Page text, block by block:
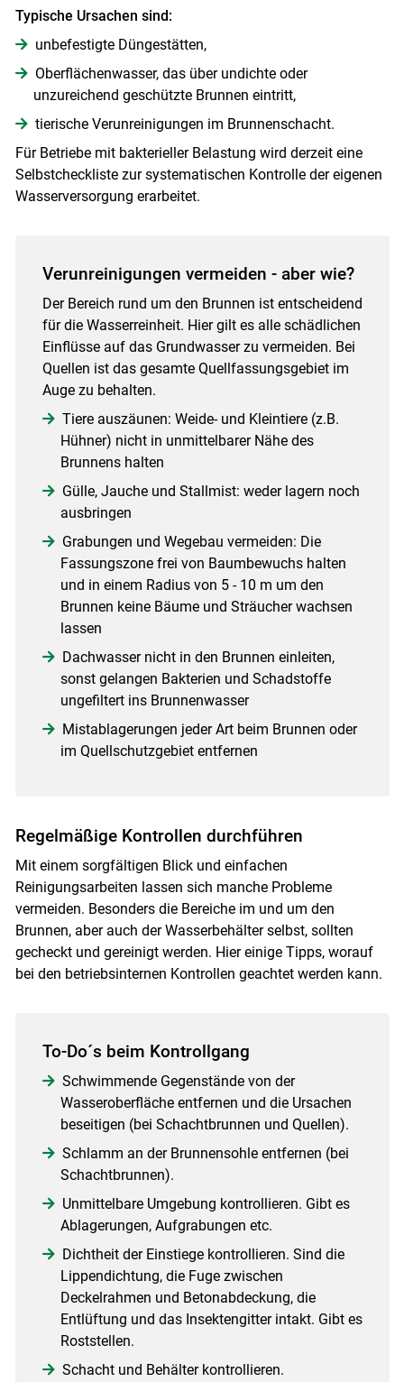
Typische Ursachen sind:
unbefestigte Düngestätten,
Oberflächenwasser, das über undichte oder
unzureichend geschützte Brunnen eintritt,
tierische Verunreinigungen im Brunnenschacht.
Für Betriebe mit bakterieller Belastung wird derzeit eine
Selbstcheckliste zur systematischen Kontrolle der eigenen
Wasserversorgung erarbeitet.
Verunreinigungen vermeiden - aber wie?
Der Bereich rund um den Brunnen ist entscheidend
für die Wasserreinheit. Hier gilt es alle schädlichen
Einflüsse auf das Grundwasser zu vermeiden. Bei
Quellen ist das gesamte Quellfassungsgebiet im
Auge zu behalten.
Tiere auszäunen: Weide- und Kleintiere (z.B.
Hühner) nicht in unmittelbarer Nähe des
Brunnens halten
Gülle, Jauche und Stallmist: weder lagern noch
ausbringen
Grabungen und Wegebau vermeiden: Die
Fassungszone frei von Baumbewuchs halten
und in einem Radius von 5 - 10 m um den
Brunnen keine Bäume und Sträucher wachsen
lassen
Dachwasser nicht in den Brunnen einleiten,
sonst gelangen Bakterien und Schadstoffe
ungefiltert ins Brunnenwasser
Mistablagerungen jeder Art beim Brunnen oder
im Quellschutzgebiet entfernen
Regelmäßige Kontrollen durchführen
Mit einem sorgfältigen Blick und einfachen
Reinigungsarbeiten lassen sich manche Probleme
vermeiden. Besonders die Bereiche im und um den
Brunnen, aber auch der Wasserbehälter selbst, sollten
gecheckt und gereinigt werden. Hier einige Tipps, worauf
bei den betriebsinternen Kontrollen geachtet werden kann.
To-Do´s beim Kontrollgang
Schwimmende Gegenstände von der
Wasseroberfläche entfernen und die Ursachen
beseitigen (bei Schachtbrunnen und Quellen).
Schlamm an der Brunnensohle entfernen (bei
Schachtbrunnen).
Unmittelbare Umgebung kontrollieren. Gibt es
Ablagerungen, Aufgrabungen etc.
Dichtheit der Einstiege kontrollieren. Sind die
Lippendichtung, die Fuge zwischen
Deckelrahmen und Betonabdeckung, die
Entlüftung und das Insektengitter intakt. Gibt es
Roststellen.
Schacht und Behälter kontrollieren.